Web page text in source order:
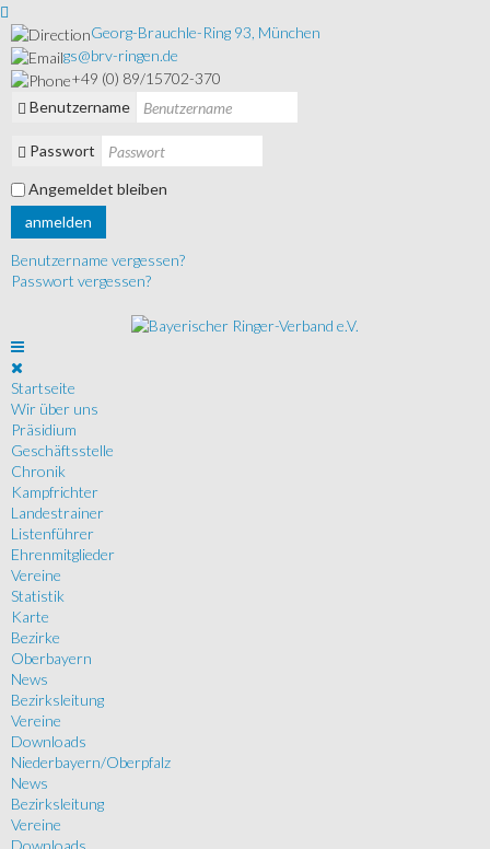
Georg-Brauchle-Ring 93, München
gs@brv-ringen.de
+49 (0) 89/15702-370
Benutzername
Passwort
Angemeldet bleiben
anmelden
Benutzername vergessen?
Passwort vergessen?
Startseite
Wir über uns
Präsidium
Geschäftsstelle
Chronik
Kampfrichter
Landestrainer
Listenführer
Ehrenmitglieder
Vereine
Statistik
Karte
Bezirke
Oberbayern
News
Bezirksleitung
Vereine
Downloads
Niederbayern/Oberpfalz
News
Bezirksleitung
Vereine
Downloads